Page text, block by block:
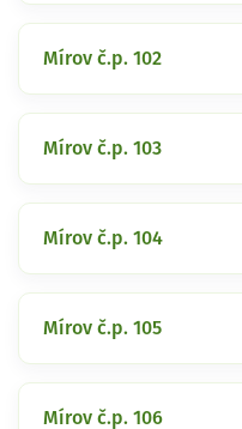
Mírov č.p. 102
Mírov č.p. 103
Mírov č.p. 104
Mírov č.p. 105
Mírov č.p. 106